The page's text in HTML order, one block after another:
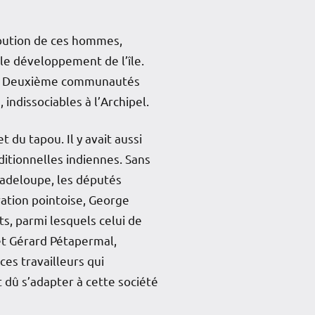
de ces hommes,
développement de l’île.
communautés
à l’Archipel.
du tapou. Il y avait aussi
indiennes. Sans
les députés
pointoise, George
parmi lesquels celui de
Gérard Pétapermal,
travailleurs qui
s’adapter à cette société